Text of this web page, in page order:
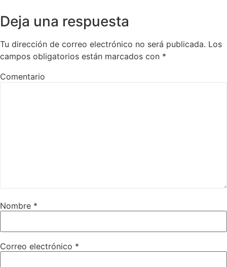
Deja una respuesta
Tu dirección de correo electrónico no será publicada. Los
campos obligatorios están marcados con *
Comentario
Nombre *
Correo electrónico *